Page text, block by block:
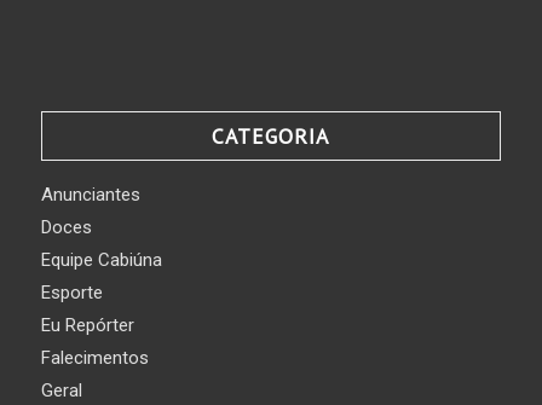
CATEGORIA
Anunciantes
Doces
Equipe Cabiúna
Esporte
Eu Repórter
Falecimentos
Geral